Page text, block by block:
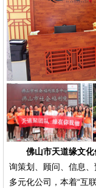
佛山市天道缘文化
询策划、顾问、信息
多元化公司，本着“互